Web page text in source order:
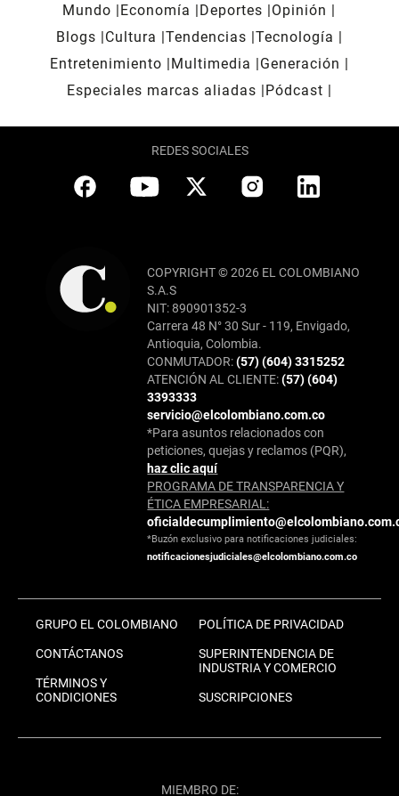
Mundo Economía Deportes
Opinión
Blogs
Cultura Tendencias Tecnología
Entretenimiento
Multimedia
Generación
Especiales marcas aliadas
Pódcast
REDES SOCIALES
COPYRIGHT © 2026 EL COLOMBIANO
S.A.S
NIT: 890901352-3
Carrera 48 N° 30 Sur - 119, Envigado,
Antioquia, Colombia.
CONMUTADOR:(57) (604) 3315252
ATENCIÓN AL CLIENTE:(57) (604)
3393333
servicio@elcolombiano.com.co
*Para asuntos relacionados con
peticiones, quejas y reclamos (PQR),
haz clic aquí
PROGRAMA DE TRANSPARENCIA Y
ÉTICA EMPRESARIAL:
*Buzón exclusivo para notificaciones judiciales:
notificacionesjudiciales@elcolombiano.com.co
GRUPO EL COLOMBIANO
CONTÁCTANOS
TÉRMINOS Y
CONDICIONES
POLÍTICA DE PRIVACIDAD
SUPERINTENDENCIA DE
INDUSTRIA Y COMERCIO
SUSCRIPCIONES
MIEMBRO DE: